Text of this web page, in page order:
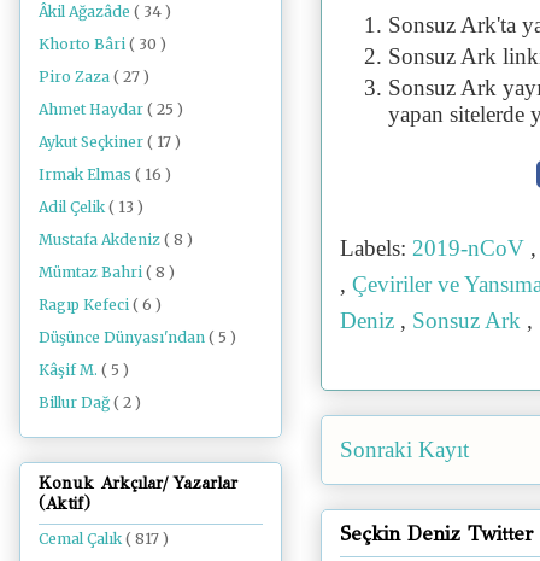
Sonsuz Ark'ta
Sonsuz Ark
Sonsuz Ark
yapan sitelerde
Labels: 2019-nCoV
, Çeviriler ve
Deniz , Sonsuz Ark ,
Sonraki Kayıt
Seçkin Deniz Twitter
Âkil Ağazâde ( 34 )
Khorto Bâri ( 30 )
Piro Zaza ( 27 )
Ahmet Haydar ( 25 )
Aykut Seçkiner ( 17 )
Irmak Elmas ( 16 )
Adil Çelik ( 13 )
Mustafa Akdeniz ( 8 )
Mümtaz Bahri ( 8 )
Ragıp Kefeci ( 6 )
Düşünce Dünyası'ndan ( 5 )
Kâşif M. ( 5 )
Billur Dağ ( 2 )
Konuk Arkçılar/ Yazarlar
(Aktif)
Cemal Çalık( 817 )